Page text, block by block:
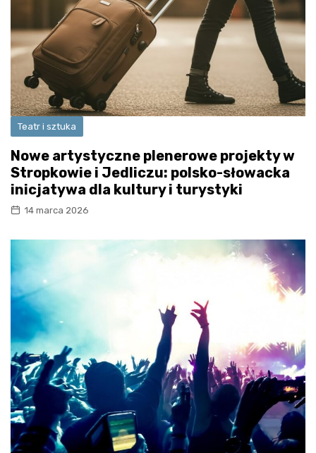
Teatr i sztuka
Nowe artystyczne plenerowe projekty w
Stropkowie i Jedliczu: polsko-słowacka
inicjatywa dla kultury i turystyki
14 marca 2026